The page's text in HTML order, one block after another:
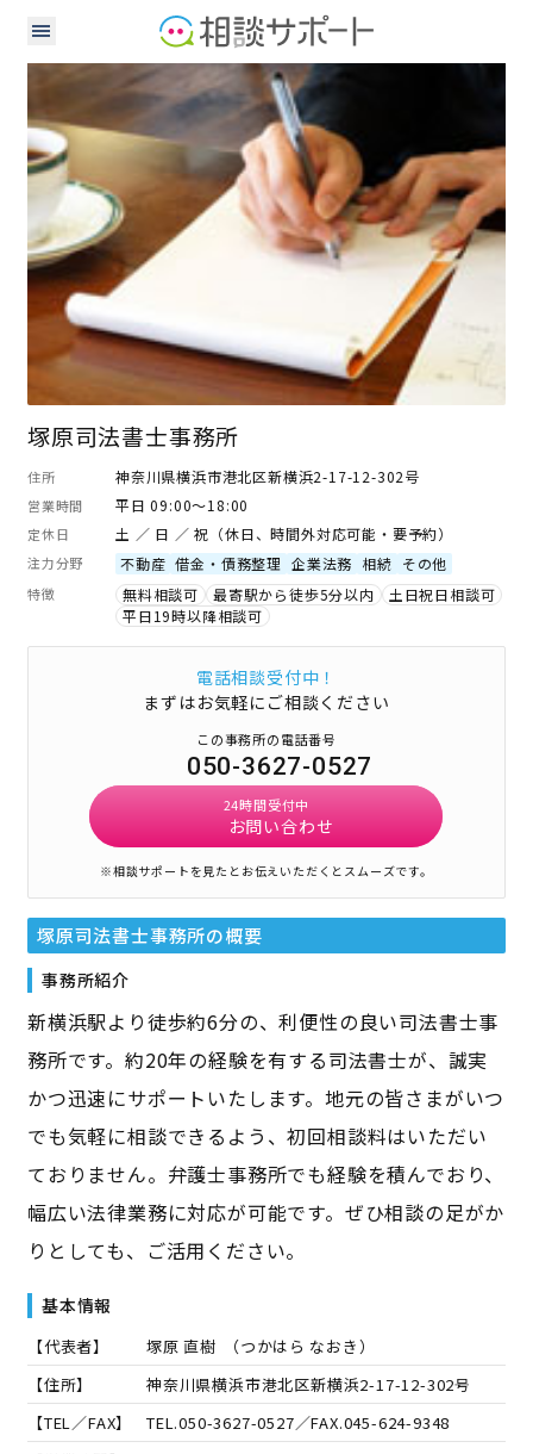
塚原司法書士事務所
住所 神奈川県横浜市港北区新横浜2-17-12-302号
営業時間 平日 09:00～18:00
定休日 土 ／ 日 ／ 祝（休日、時間外対応可能・要予約）
注力分野 不動産 借金・債務整理 企業法務 相続 その他
特徴 無料相談可 最寄駅から徒歩5分以内
土日祝日相談可
平日19時以降相談可
電話相談受付中！
まずはお気軽にご相談ください
この事務所の電話番号
050-3627-0527
24時間受付中
お問い合わせ
※相談サポートを見たとお伝えいただくとスムーズです。
塚原司法書士事務所の概要
事務所紹介
新横浜駅より徒歩約6分の、利便性の良い司法書士事
務所です。約20年の経験を有する司法書士が、誠実
かつ迅速にサポートいたします。地元の皆さまがいつ
でも気軽に相談できるよう、初回相談料はいただい
ておりません。弁護士事務所でも経験を積んでおり、
幅広い法律業務に対応が可能です。ぜひ相談の足がか
りとしても、ご活用ください。
基本情報
【代表者】 塚原 直樹 （つかはら なおき）
【住所】
神奈川県横浜市港北区新横浜2-17-12-302号
【TEL／FAX】
TEL.050-3627-0527／FAX.045-624-9348